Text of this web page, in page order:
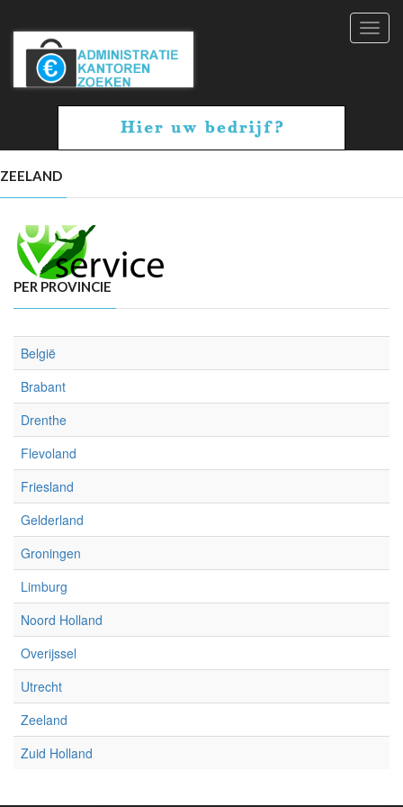
ZEELAND
PER PROVINCIE
België
Brabant
Drenthe
Flevoland
Friesland
Gelderland
Groningen
Limburg
Noord Holland
Overijssel
Utrecht
Zeeland
Zuid Holland